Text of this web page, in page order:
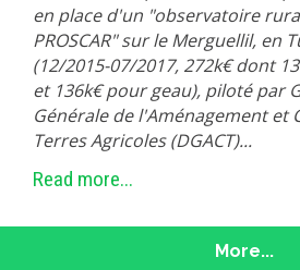
en place d'un "observatoire
PROSCAR" sur le Merguellil, en
(12/2015-07/2017, 272k€ dont
et 136k€ pour geau), piloté par
Générale de l'Aménagement et
Terres Agricoles (DGACT)...
Read more...
More...